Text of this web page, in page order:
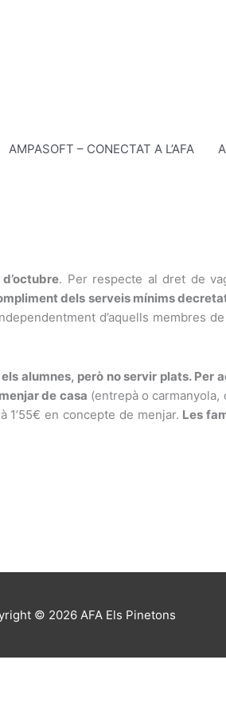
AMPASOFT – CONECTAT A L’AFA
. Per respecte al dret de
dels serveis mínims
d’aquells membres
alumnes, però no servir plats. Per
de casa (entrepà o carmanyola,
1’55€ en concepte de menjar. Les
© 2026 AFA Els Pinetons